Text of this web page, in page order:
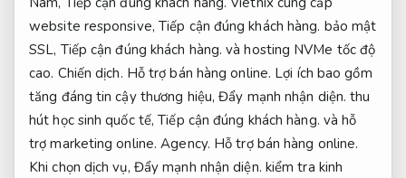
website responsive, Tiếp cận đúng khách hàng. bảo mật
SSL, Tiếp cận đúng khách hàng. và hosting NVMe tốc độ
cao. Chiến dịch. Hỗ trợ bán hàng online. Lợi ích bao gồm
tăng đáng tin cậy thương hiệu,Đẩy mạnh nhận diện. thu
hút học sinh quốc tế,Tiếp cận đúng khách hàng. và hỗ
trợ marketing online.Agency. Hỗ trợ bán hàng online.
Khi chọn dịch vụ, Đẩy mạnh nhận diện. kiểm tra kinh